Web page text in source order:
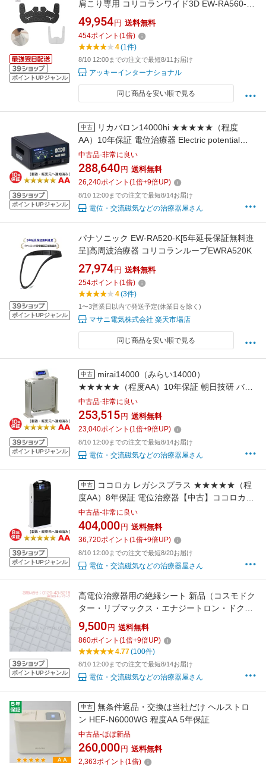
ポイントUPジャンル
肩こり専用 コリコランワイド3D EW-RA560-
K/H【カラー2色】(ブラック / グレージュ)
49,954 円 送料無料
454ポイント (1倍)
4(1件)
8/10 12:00までの注文で最短8/11お届け
アッキーインターナショナル
同じ商品を安い順で見る
ポイントUPジャンル
中古
リカバロン14000hi ★★★★★（程度
AA）10年保証 電位治療器 Electric potential
treatment
中古品-非常に良い
288,640 円 送料無料
26,240ポイント (1倍+9倍UP)
8/10 12:00までの注文で最短8/14お届け
電位・交流磁気などの治療器屋さん
ポイントUPジャンル
パナソニック EW-RA520-K[5年延長保証無料進
呈]高周波治療器 コリコランループEWRA520K
27,974 円 送料無料
254ポイント (1倍)
4(3件)
1〜3営業日以内で発送予定(休業日を除く)
マサニ電気株式会社 楽天市場店
同じ商品を安い順で見る
ポイントUPジャンル
中古
mirai14000（みらい14000）
★★★★★（程度AA）10年保証 朝日技研 バイ
オニクス 電位治療器 【送料無料】 中古 フィ
ットネスにてネクシード主催「ワクワク広場」
で宣伝中！エレドックFX-14000と同じ製造元
中古品-非常に良い
253,515 円 送料無料
23,040ポイント (1倍+9倍UP)
8/10 12:00までの注文で最短8/14お届け
電位・交流磁気などの治療器屋さん
ポイントUPジャンル
中古
ココロカ レガシスプラス ★★★★★（程
度AA）8年保証 電位治療器【中古】ココロカ・
スマイルプラザ（体験会場）で評判です。
「Live-max 1/f・エフブンノイチ」と同じリブ
マックスです
中古品-非常に良い
404,000 円 送料無料
36,720ポイント (1倍+9倍UP)
8/10 12:00までの注文で最短8/20お届け
電位・交流磁気などの治療器屋さん
ポイントUPジャンル
高電位治療器用の絶縁シート 新品（コスモドク
ター・リブマックス・エナジートロン・ドクタ
ートロン・パワーヘルス・シェンペクス・サン
メディオン・フューチャー14000・リカバロ
ン・トランセイバー健寿にもご利用いただけま
9,500 円 送料無料
860ポイント (1倍+9倍UP)
4.77(100件)
8/10 12:00までの注文で最短8/14お届け
電位・交流磁気などの治療器屋さん
中古
無条件返品・交換は当社だけ ヘルストロ
ン HEF-N6000WG 程度AA 5年保証
中古品-ほぼ新品
260,000 円 送料無料
2,363ポイント (1倍)